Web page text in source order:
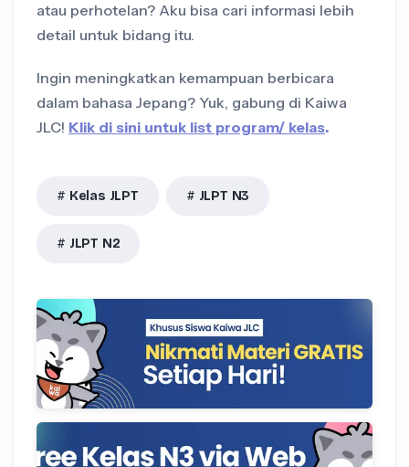
atau perhotelan? Aku bisa cari informasi lebih
detail untuk bidang itu.
Ingin meningkatkan kemampuan berbicara
dalam bahasa Jepang? Yuk, gabung di Kaiwa
JLC! Klik di sini untuk list program/ kelas.
Kelas JLPT JLPT N3
JLPT N2